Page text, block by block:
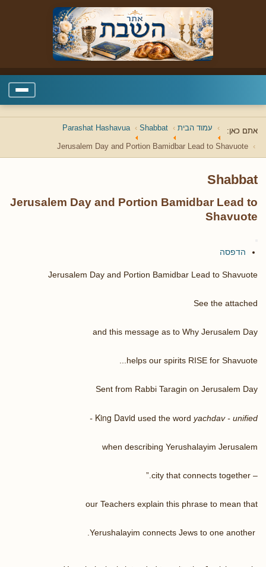
אתם כאן: עמוד הבית Shabbat
Parashat Hashavua
Jerusalem Day and Portion Bamidbar Lead to Shavuote
Shabbat
Jerusalem Day and Portion Bamidbar Lead to
Shavuote
הדפסה
Jerusalem Day and Portion Bamidbar Lead to Shavuote
See the attached
and this message as to Why Jerusalem Day
helps our spirits RISE for Shavuote...
Sent from Rabbi Taragin on Jerusalem Day
King David used the word yachdav - unified -
when describing Yerushalayim Jerusalem
– city that connects together.”
our Teachers explain this phrase to mean that